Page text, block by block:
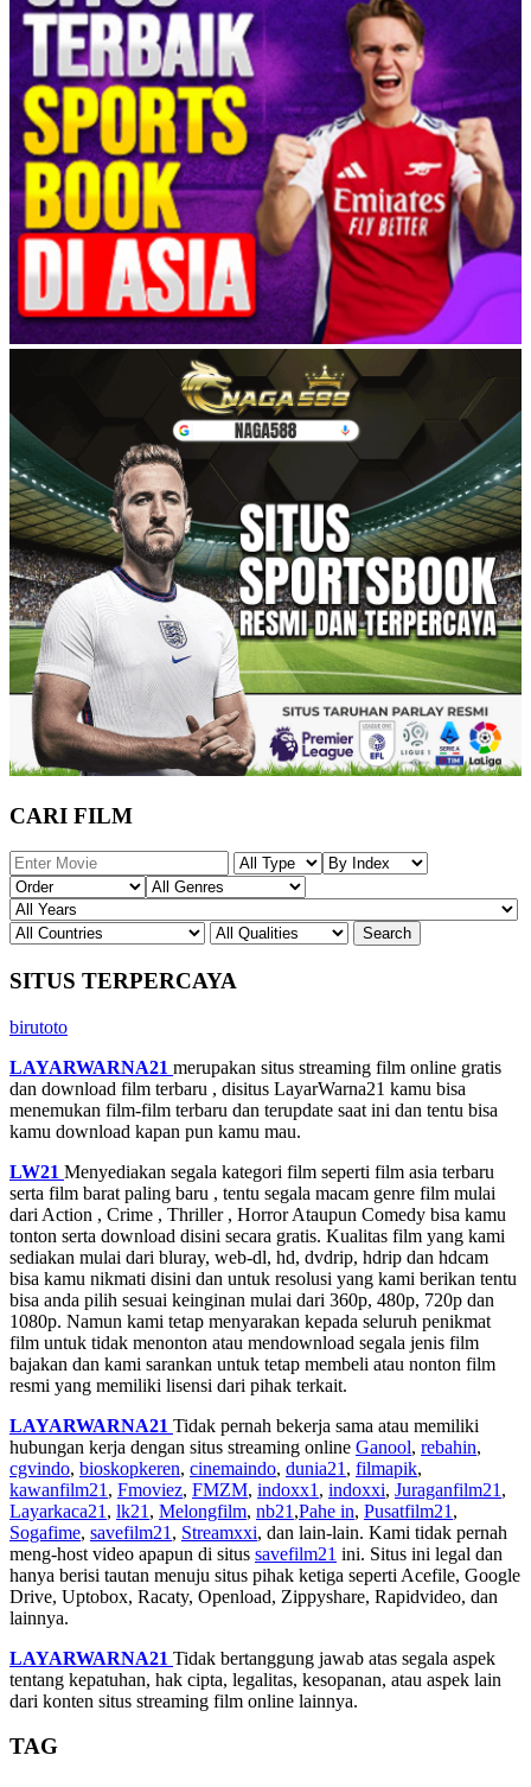
CARI FILM
SITUS TERPERCAYA
birutoto
LAYARWARNA21 merupakan situs streaming film online gratis
dan download film terbaru , disitus LayarWarna21 kamu bisa
menemukan film-film terbaru dan terupdate saat ini dan tentu bisa
kamu download kapan pun kamu mau.
LW21 Menyediakan segala kategori film seperti film asia terbaru
serta film barat paling baru , tentu segala macam genre film mulai
dari Action , Crime , Thriller , Horror Ataupun Comedy bisa kamu
tonton serta download disini secara gratis. Kualitas film yang kami
sediakan mulai dari bluray, web-dl, hd, dvdrip, hdrip dan hdcam
bisa kamu nikmati disini dan untuk resolusi yang kami berikan tentu
bisa anda pilih sesuai keinginan mulai dari 360p, 480p, 720p dan
1080p. Namun kami tetap menyarakan kepada seluruh penikmat
film untuk tidak menonton atau mendownload segala jenis film
bajakan dan kami sarankan untuk tetap membeli atau nonton film
resmi yang memiliki lisensi dari pihak terkait.
LAYARWARNA21 Tidak pernah bekerja sama atau memiliki
hubungan kerja dengan situs streaming online Ganool, rebahin,
cgvindo, bioskopkeren, cinemaindo, dunia21 , filmapik,
kawanfilm21 , Fmoviez, FMZM, indoxx1 , indoxxi, Juraganfilm21 ,
Layarkaca21 , lk21 , Melongfilm, nb21 ,Pahe in, Pusatfilm21 ,
Sogafime, savefilm21 , Streamxxi, dan lain-lain. Kami tidak pernah
meng-host video apapun di situs savefilm21 ini. Situs ini legal dan
hanya berisi tautan menuju situs pihak ketiga seperti Acefile, Google
Drive, Uptobox, Racaty, Openload, Zippyshare, Rapidvideo, dan
lainnya.
LAYARWARNA21 Tidak bertanggung jawab atas segala aspek
tentang kepatuhan, hak cipta, legalitas, kesopanan, atau aspek lain
dari konten situs streaming film online lainnya.
TAG